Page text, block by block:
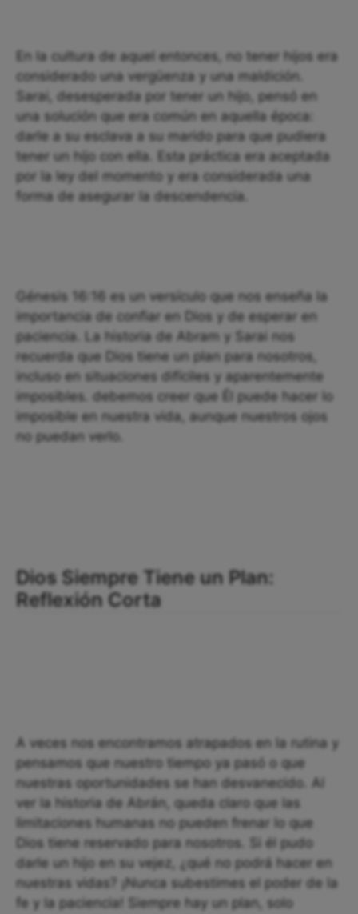
En la cultura de aquel entonces, no tener hijos era
considerado una vergüenza y una maldición.
Sarai, desesperada por tener un hijo, pensó en
una solución que era común en aquella época:
darle a su esclava a su marido para que pudiera
tener un hijo con ella. Esta práctica era aceptada
por la ley del momento y era considerada una
forma de asegurar la descendencia.
Génesis 16:16 es un versículo que nos enseña la
importancia de confiar en Dios y de esperar en
paciencia. La historia de Abram y Sarai nos
recuerda que Dios tiene un plan para nosotros,
incluso en situaciones difíciles y aparentemente
imposibles. debemos creer que Él puede hacer lo
imposible en nuestra vida, aunque nuestros ojos
no puedan verlo.
Dios Siempre Tiene un Plan:
Reflexión Corta
A veces nos encontramos atrapados en la rutina y
pensamos que nuestro tiempo ya pasó o que
nuestras oportunidades se han desvanecido. Al
ver la historia de Abrán, queda claro que las
limitaciones humanas no pueden frenar lo que
Dios tiene reservado para nosotros. Si él pudo
darle un hijo en su vejez, ¿qué no podrá hacer en
nuestras vidas? ¡Nunca subestimes el poder de la
fe y la paciencia! Siempre hay un plan, solo